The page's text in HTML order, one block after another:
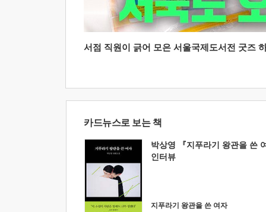
서점 직원이 긁어 모은 서울국제도서전 굿즈
카드뉴스로 보는 책
박상영 『지푸라기 왕관을 쓴
인터뷰
지푸라기 왕관을 쓴 여자